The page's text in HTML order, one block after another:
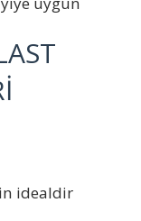
idealdir